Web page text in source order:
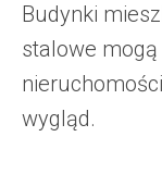
Budynki
stalowe
wygląd.